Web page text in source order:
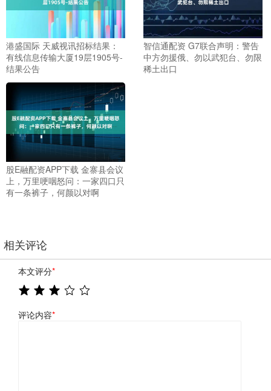
港盛国际 天威视讯招标结果：
有线信息传输大厦19层1905号-
结果公告
智信通配资 G7联合声明：警告
中方勿援俄、勿以武犯台、勿限
稀土出口
股E融配资APP下载 金寨县会议
上，万里哽咽怒问：一家四口只
有一条裤子，何颜以对啊
相关评论
本文评分*
评论内容*